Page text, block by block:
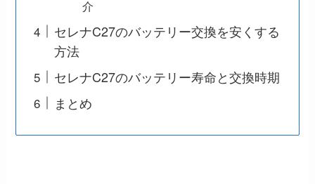
介
セレナC27のバッテリー交換を安くする
方法
セレナC27のバッテリー寿命と交換時期
まとめ